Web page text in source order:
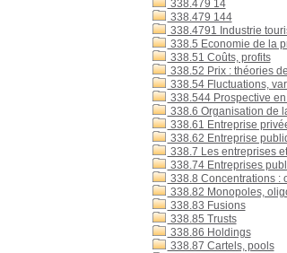
338.479 14
338.479 144
338.4791 Industrie
338.5 Economie de la
338.51 Coûts, profits
338.52 Prix : théories
338.54 Fluctuations,
338.544 Prospective
338.6 Organisation de
338.61 Entreprise
338.62 Entreprise
338.7 Les entreprises
338.74 Entreprises
338.8 Concentrations :
338.82 Monopoles,
338.83 Fusions
338.85 Trusts
338.86 Holdings
338.87 Cartels, pools